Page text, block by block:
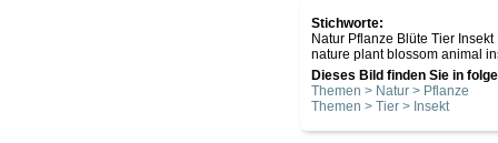
Stichworte:
Natur Pflanze Blüte Tier
nature plant blossom animal
Dieses Bild finden Sie in
Themen > Natur > Pflanze
Themen > Tier > Insekt